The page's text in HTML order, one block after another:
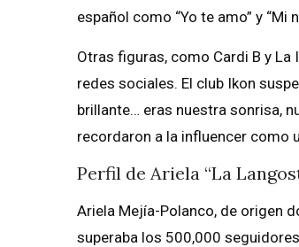
español como “Yo te amo” y “Mi
Otras figuras, como Cardi B y La
redes sociales. El club Ikon
brillante… eras nuestra sonrisa,
recordaron a la influencer como
Perfil de Ariela “La
Ariela Mejía-Polanco, de origen
superaba los 500,000